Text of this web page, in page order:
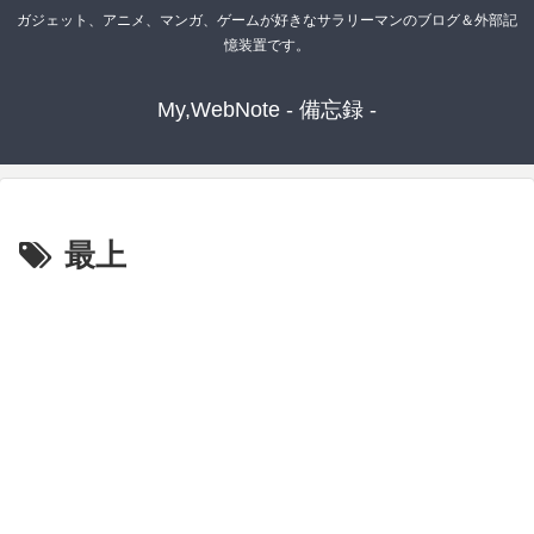
ガジェット、アニメ、マンガ、ゲームが好きなサラリーマンのブログ＆外部記
憶装置です。
My,WebNote - 備忘録 -
最上